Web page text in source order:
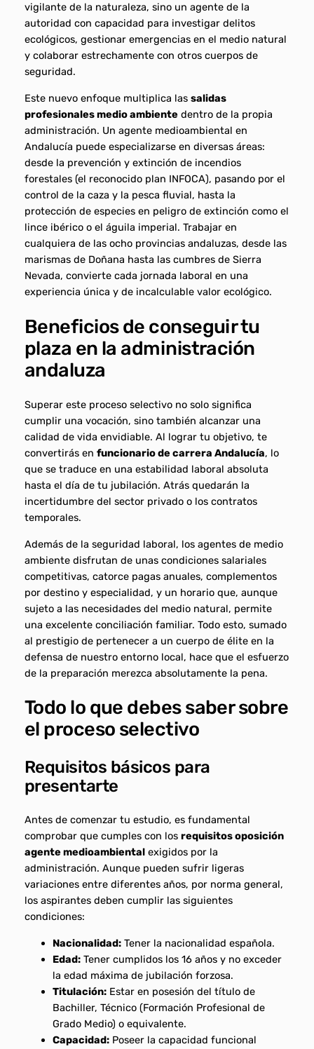
vigilante de la naturaleza, sino un agente de la
autoridad con capacidad para investigar delitos
ecológicos, gestionar emergencias en el medio natural
y colaborar estrechamente con otros cuerpos de
seguridad.
Este nuevo enfoque multiplica las salidas
profesionales medio ambiente dentro de la propia
administración. Un agente medioambiental en
Andalucía puede especializarse en diversas áreas:
desde la prevención y extinción de incendios
forestales (el reconocido plan INFOCA), pasando por el
control de la caza y la pesca fluvial, hasta la
protección de especies en peligro de extinción como el
lince ibérico o el águila imperial. Trabajar en
cualquiera de las ocho provincias andaluzas, desde las
marismas de Doñana hasta las cumbres de Sierra
Nevada, convierte cada jornada laboral en una
experiencia única y de incalculable valor ecológico.
Beneficios de conseguir tu
plaza en la administración
andaluza
Superar este proceso selectivo no solo significa
cumplir una vocación, sino también alcanzar una
calidad de vida envidiable. Al lograr tu objetivo, te
convertirás en funcionario de carrera Andalucía, lo
que se traduce en una estabilidad laboral absoluta
hasta el día de tu jubilación. Atrás quedarán la
incertidumbre del sector privado o los contratos
temporales.
Además de la seguridad laboral, los agentes de medio
ambiente disfrutan de unas condiciones salariales
competitivas, catorce pagas anuales, complementos
por destino y especialidad, y un horario que, aunque
sujeto a las necesidades del medio natural, permite
una excelente conciliación familiar. Todo esto, sumado
al prestigio de pertenecer a un cuerpo de élite en la
defensa de nuestro entorno local, hace que el esfuerzo
de la preparación merezca absolutamente la pena.
Todo lo que debes saber sobre
el proceso selectivo
Requisitos básicos para
presentarte
Antes de comenzar tu estudio, es fundamental
comprobar que cumples con los requisitos oposición
agente medioambientalexigidos por la
administración. Aunque pueden sufrir ligeras
variaciones entre diferentes años, por norma general,
los aspirantes deben cumplir las siguientes
condiciones:
Nacionalidad:Tener la nacionalidad española.
Edad:Tener cumplidos los 16 años y no exceder
la edad máxima de jubilación forzosa.
Titulación:Estar en posesión del título de
Bachiller, Técnico (Formación Profesional de
Grado Medio) o equivalente.
Capacidad:Poseer la capacidad funcional